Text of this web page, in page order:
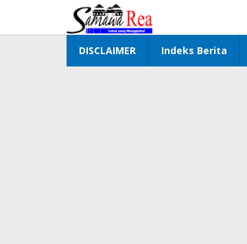
konten
DISCLAIMER Indeks Berita